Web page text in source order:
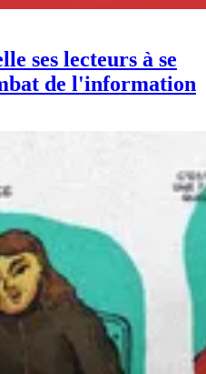
ses lecteurs à se
de l'information